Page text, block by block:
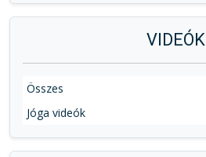
VIDEÓK
Összes
Jóga videók